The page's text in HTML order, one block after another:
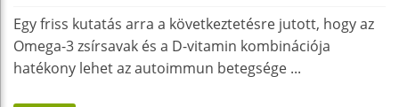
Egy friss kutatás arra a következtetésre jutott, hogy az
Omega-3 zsírsavak és a D-vitamin kombinációja
hatékony lehet az autoimmun betegsége ...